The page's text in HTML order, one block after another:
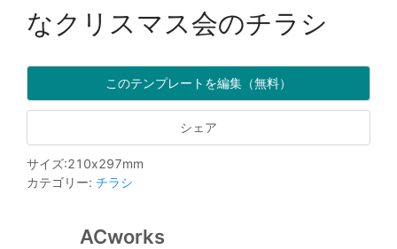
なクリスマス会のチラシ
このテンプレートを編集（無料）
シェア
サイズ:210x297mm
カテゴリー: チラシ
ACworks